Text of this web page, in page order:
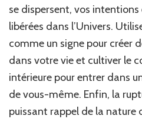
se dispersent, vos
libérées dans l’Univers.
comme un signe pour créer
dans votre vie et cultiver le
intérieure pour entrer dans
de vous-même. Enfin, la
puissant rappel de la nature